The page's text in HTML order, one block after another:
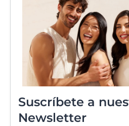
Suscríbete a
Newsletter